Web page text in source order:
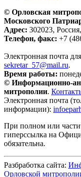
© Орловская
Московского
Адрес: 302023,
Телефон, факс: +7
Электронная почта
sekretar_57@mail.ru.
Время работы:
© Информационно-
митрополии.
Электронная почта
информации):
При полном или
гиперссылка на
обязательна.
Разбработка сайта:
Орловской